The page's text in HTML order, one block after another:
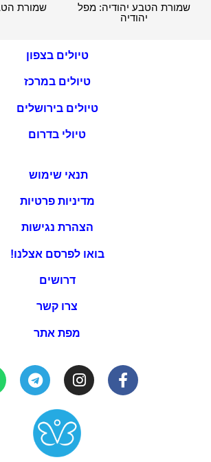
שמורת הטבע יהודיה: מפל
יהודיה
שמורת
טיולים בצפון
טיולים במרכז
טיולים בירושלים
טיולי בדרום
תנאי שימוש
מדיניות פרטיות
הצהרת נגישות
בואו לפרסם אצלנו!
דרושים
צרו קשר
מפת אתר